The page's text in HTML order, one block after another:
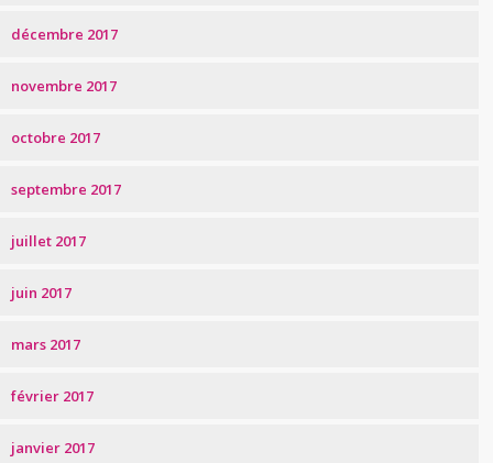
décembre 2017
novembre 2017
octobre 2017
septembre 2017
juillet 2017
juin 2017
mars 2017
février 2017
janvier 2017